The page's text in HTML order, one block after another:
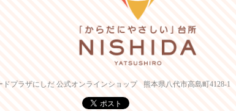
ドプラザにしだ 公式オンラインショップ 熊本県八代市高島町4128-1